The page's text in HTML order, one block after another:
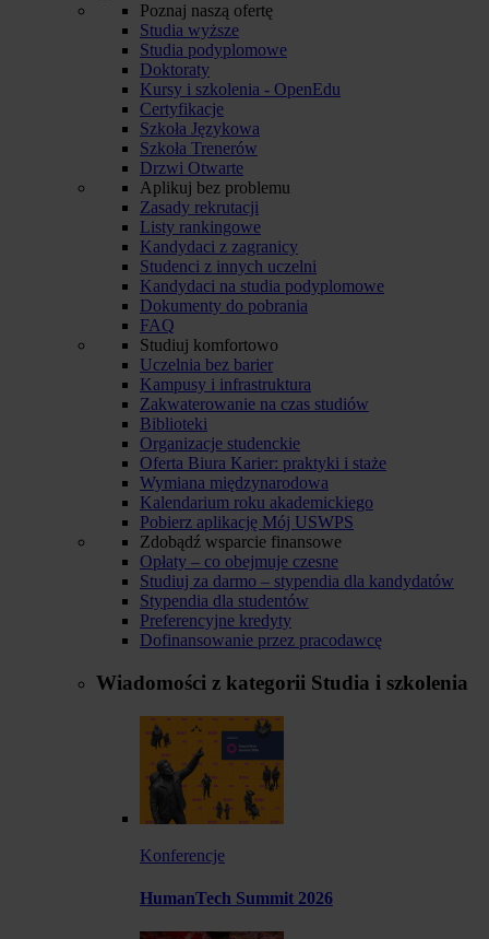
Poznaj naszą ofertę
Studia wyższe
Studia podyplomowe
Doktoraty
Kursy i szkolenia - OpenEdu
Certyfikacje
Szkoła Językowa
Szkoła Trenerów
Drzwi Otwarte
Aplikuj bez problemu
Zasady rekrutacji
Listy rankingowe
Kandydaci z zagranicy
Studenci z innych uczelni
Kandydaci na studia podyplomowe
Dokumenty do pobrania
FAQ
Studiuj komfortowo
Uczelnia bez barier
Kampusy i infrastruktura
Zakwaterowanie na czas studiów
Biblioteki
Organizacje studenckie
Oferta Biura Karier: praktyki i staże
Wymiana międzynarodowa
Kalendarium roku akademickiego
Pobierz aplikację Mój USWPS
Zdobądź wsparcie finansowe
Opłaty – co obejmuje czesne
Studiuj za darmo – stypendia dla kandydatów
Stypendia dla studentów
Preferencyjne kredyty
Dofinansowanie przez pracodawcę
Wiadomości z kategorii Studia i szkolenia
Konferencje
HumanTech Summit 2026